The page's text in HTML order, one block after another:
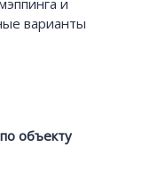
и
варианты
объекту